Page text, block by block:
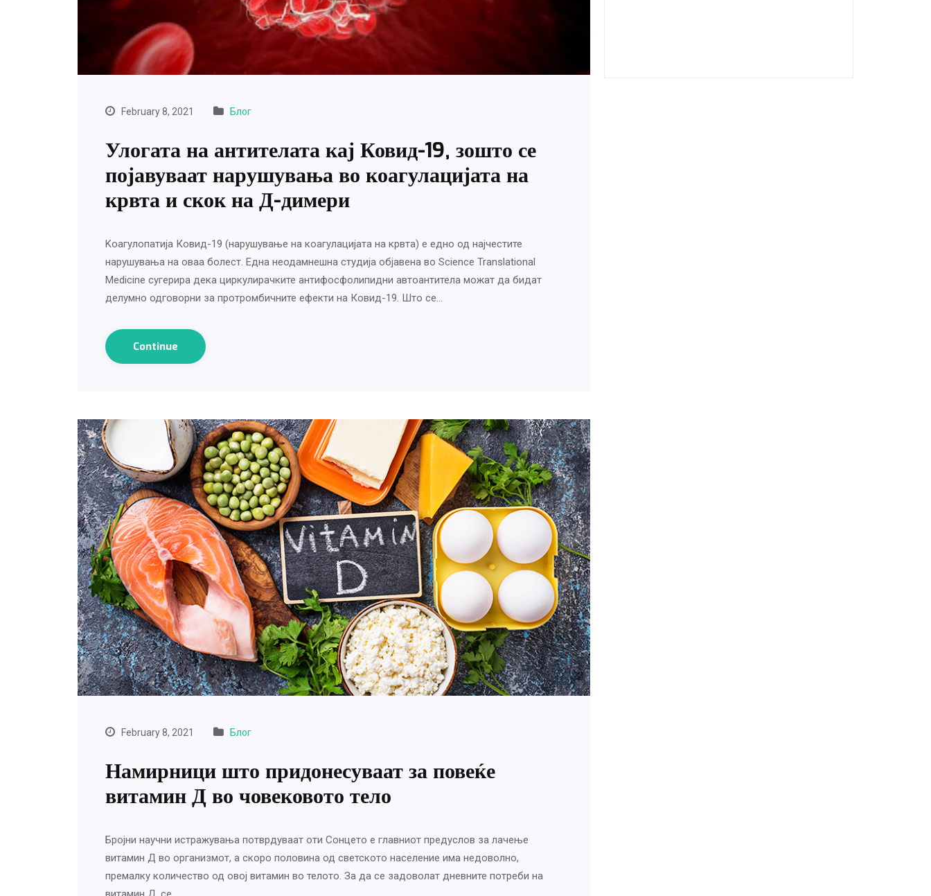
February 8, 2021 Блог
Улогата на антителата кај Ковид-19, зошто се
појавуваат нарушувања во коагулацијата на
крвта и скок на Д-димери
Kоагулопатија Ковид-19 (нарушување на коагулацијата на крвта) е едно од најчестите
нарушувања на оваа болест. Една неодамнешна студија објавена во Science Translational
Medicine сугерира дека циркулирачките антифосфолипидни автоантитела можат да бидат
делумно одговорни за протромбичните ефекти на Ковид-19. Што се…
Continue
February 8, 2021 Блог
Намирници што придонесуваат за повеќе
витамин Д во човековото тело
Бројни научни истражувања потврдуваат оти Сонцето е главниот предуслов за лачење
витамин Д во организмот, а скоро половина од светското население има недоволно,
премалку количество од овој витамин во телото. За да се задоволат дневните потреби на